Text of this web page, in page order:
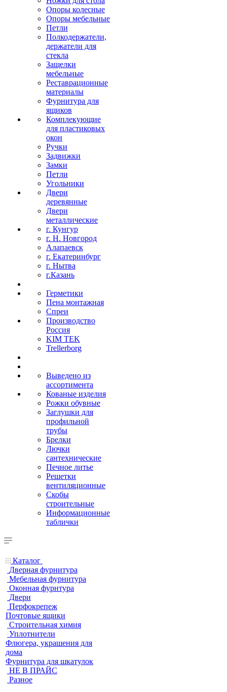
Опоры колесные
Опоры мебельные
Петли
Полкодержатели,
держатели для
стекла
Защелки
мебельные
Реставрационные
материалы
Фурнитура для
ящиков
Комплекующие
для пластиковых
окон
Ручки
Задвижки
Замки
Петли
Угольники
Двери
деревянные
Двери
металлические
г. Кунгур
г. Н. Новгород
Алапаевск
г. Екатеринбург
г. Нытва
г.Казань
Герметики
Пена монтажная
Спреи
Производство
Россия
KIM TEK
Trellerborg
Выведено из
ассортимента
Кованые изделия
Рожки обувные
Заглушки для
профильной
трубы
Брелки
Лючки
сантехнические
Печное литье
Решетки
вентиляционные
Скобы
строительные
Информационные
таблички
Каталог
Дверная фурнитура
Мебельная фурнитура
Оконная фурнтура
Двери
Перфокрепеж
Почтовые ящики
Строительная химия
Уплотнители
Флюгера, украшения для
дома
Фурнитура для шкатулок
НЕ В ПРАЙС
Разное